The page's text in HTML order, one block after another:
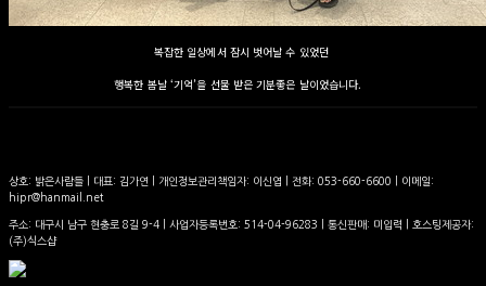
복잡한 일상에서 잠시 벗어날 수 있었던
행복한 봄날 ‘기억’을 선물 받은 기분좋은 날이었습니다.
상호: 밝은사람들 | 대표: 김가연 | 개인정보관리책임자: 이신엽 | 전화: 053-660-6600 | 이메일:
hipr@hanmail.net
주소: 대구시 남구 현충로 8길 9-4 | 사업자등록번호: 514-04-96283 | 통신판매: 미입력 | 호스팅제공자:
(주)식스샵